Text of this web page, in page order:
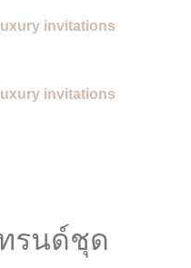
invitations
invitations
รนด์ชุด